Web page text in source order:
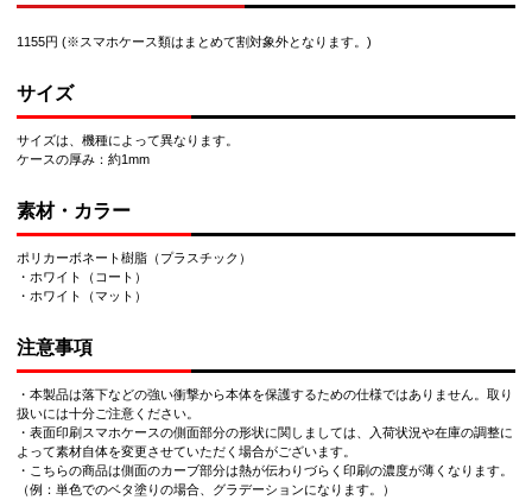
1155円 (※スマホケース類はまとめて割対象外となります。)
サイズ
サイズは、機種によって異なります。
ケースの厚み：約1mm
素材・カラー
ポリカーボネート樹脂（プラスチック）
・ホワイト（コート）
・ホワイト（マット）
注意事項
・本製品は落下などの強い衝撃から本体を保護するための仕様ではありません。取り
扱いには十分ご注意ください。
・表面印刷スマホケースの側面部分の形状に関しましては、入荷状況や在庫の調整に
よって素材自体を変更させていただく場合がございます。
・こちらの商品は側面のカーブ部分は熱が伝わりづらく印刷の濃度が薄くなります。
（例：単色でのベタ塗りの場合、グラデーションになります。）